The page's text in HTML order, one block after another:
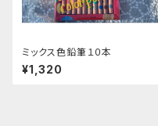
ミックス色鉛筆１０本
¥1,320